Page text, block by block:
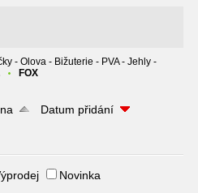
- Olova - Bižuterie - PVA - Jehly -
FOX
Datum přidání
Novinka